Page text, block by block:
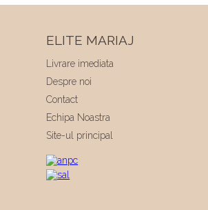
ELITE MARIAJ
Livrare imediata
Despre noi
Contact
Echipa Noastra
Site-ul principal